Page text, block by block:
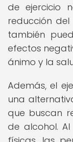
de ejercicio
reducción
también
efectos
ánimo y la
Además, el
una
que buscan
de alcohol.